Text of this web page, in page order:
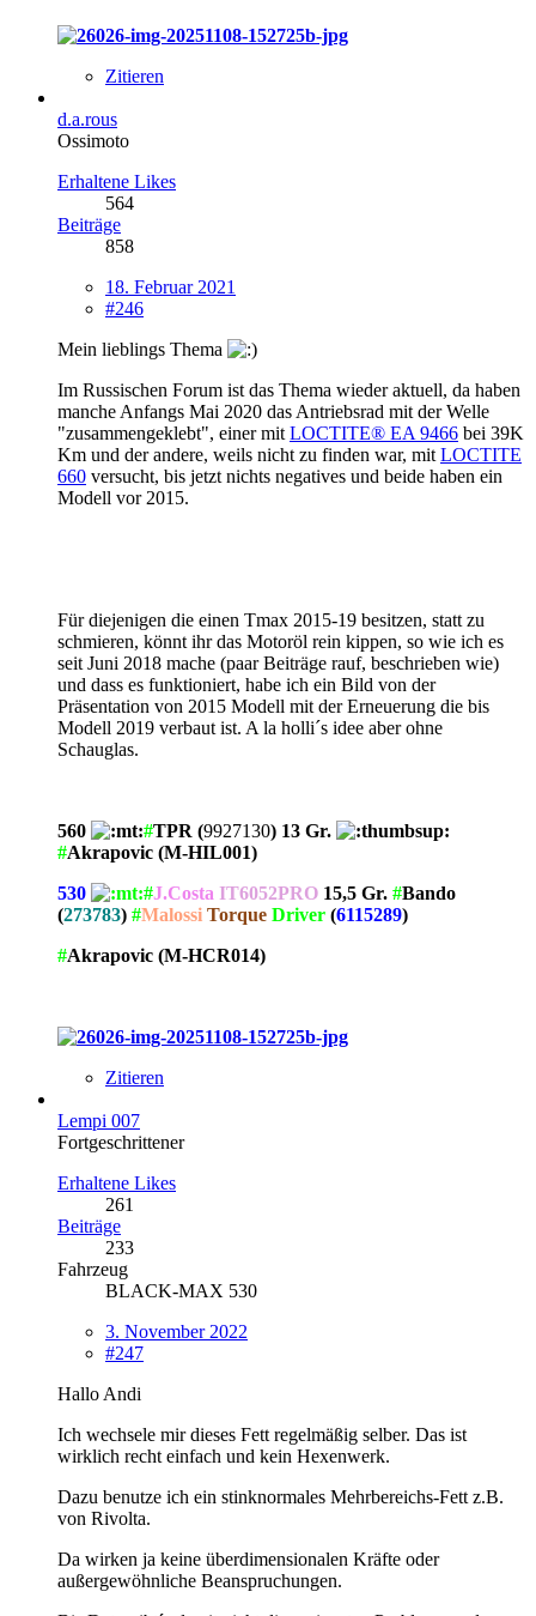
Zitieren
d.a.rous
Ossimoto
Erhaltene Likes
564
Beiträge
858
18. Februar 2021
#246
Mein lieblings Thema
Im Russischen Forum ist das Thema wieder aktuell, da haben
manche Anfangs Mai 2020 das Antriebsrad mit der Welle
"zusammengeklebt", einer mit LOCTITE® EA 9466 bei 39K
Km und der andere, weils nicht zu finden war, mit LOCTITE
660 versucht, bis jetzt nichts negatives und beide haben ein
Modell vor 2015.
Für diejenigen die einen Tmax 2015-19 besitzen, statt zu
schmieren, könnt ihr das Motoröl rein kippen, so wie ich es
seit Juni 2018 mache (paar Beiträge rauf, beschrieben wie)
und dass es funktioniert, habe ich ein Bild von der
Präsentation von 2015 Modell mit der Erneuerung die bis
Modell 2019 verbaut ist. A la holli´s idee aber ohne
Schauglas.
560 #TPR (9927130) 13 Gr.
#Akrapovic (M-HIL001)
530
#J.Costa IT6052PRO 15,5 Gr. #Bando
(273783) #Malossi Torque Driver (6115289)
#Akrapovic (M-HCR014)
Zitieren
Lempi 007
Fortgeschrittener
Erhaltene Likes
261
Beiträge
233
Fahrzeug
BLACK-MAX 530
3. November 2022
#247
Hallo Andi
Ich wechsele mir dieses Fett regelmäßig selber. Das ist
wirklich recht einfach und kein Hexenwerk.
Dazu benutze ich ein stinknormales Mehrbereichs-Fett z.B.
von Rivolta.
Da wirken ja keine überdimensionalen Kräfte oder
außergewöhnliche Beanspruchungen.